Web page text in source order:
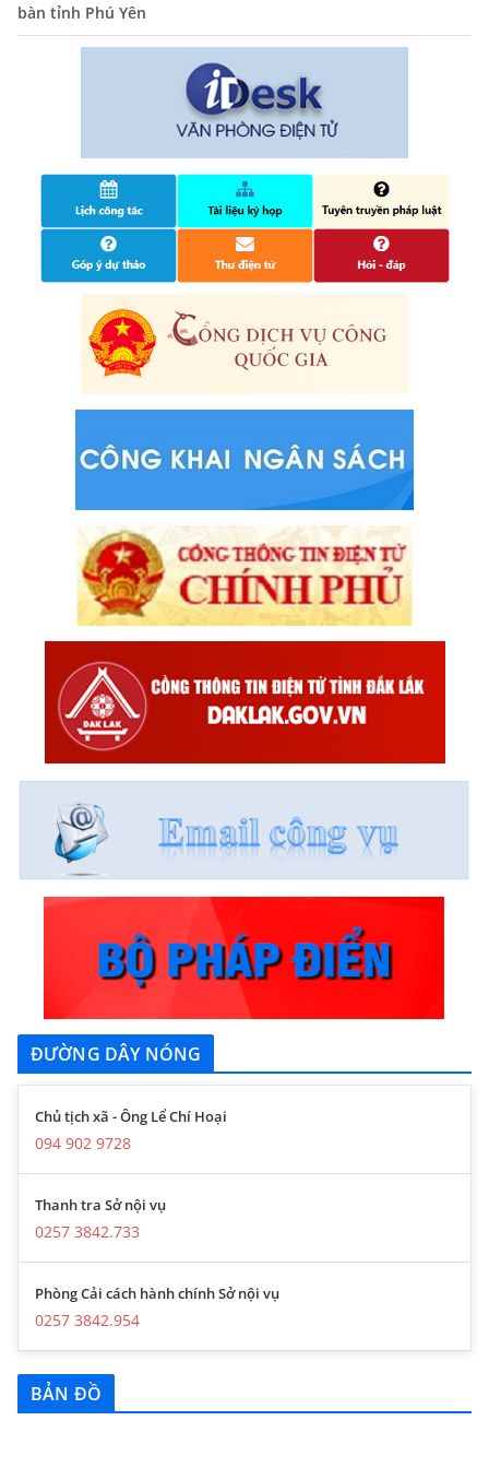
tuổi, đăng ký tạm trú
25/06/2024
bàn tỉnh Phú Yên
ĐƯỜNG DÂY NÓNG
Chủ tịch xã - Ông Lể Chí Hoại
094 902 9728
Thanh tra Sở nội vụ
0257 3842.733
Phòng Cải cách hành chính Sở nội vụ
0257 3842.954
BẢN ĐỒ